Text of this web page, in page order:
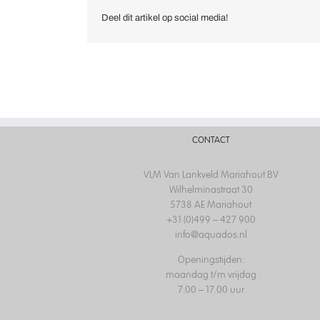
Deel dit artikel op social media!
CONTACT
VLM Van Lankveld Mariahout BV
Wilhelminastraat 30
5738 AE Mariahout
+31 (0)499 – 427 900
info@aquados.nl
Openingstijden:
maandag t/m vrijdag
7.00 – 17.00 uur